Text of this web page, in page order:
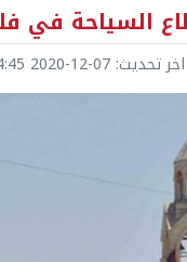
السياحة في
اخر تحديث: 2020-12-07 14:45